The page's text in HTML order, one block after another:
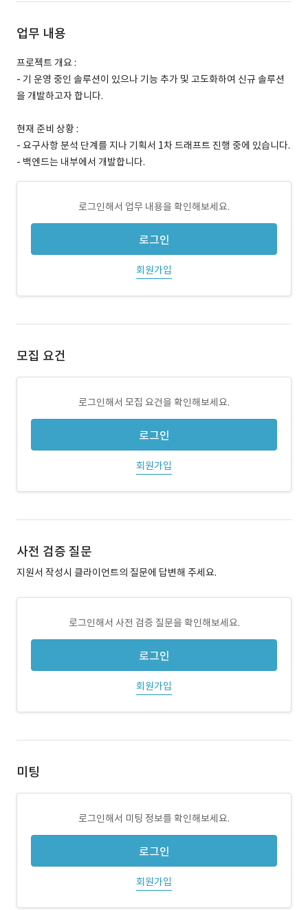
업무 내용
프로젝트 개요 :
- 기 운영 중인 솔루션이 있으나 기능 추가 및 고도화하여 신규 솔루션
을 개발하고자 합니다.
현재 준비 상황 :
- 요구사항 분석 단계를 지나 기획서 1차 드래프트 진행 중에 있습니다.
- 백엔드는 내부에서 개발합니다.
로그인해서 업무 내용을 확인해보세요.
로그인
회원가입
모집 요건
로그인해서 모집 요건을 확인해보세요.
로그인
회원가입
사전 검증 질문
지원서 작성시 클라이언트의 질문에 답변해 주세요.
로그인해서 사전 검증 질문을 확인해보세요.
로그인
회원가입
미팅
로그인해서 미팅 정보를 확인해보세요.
로그인
회원가입